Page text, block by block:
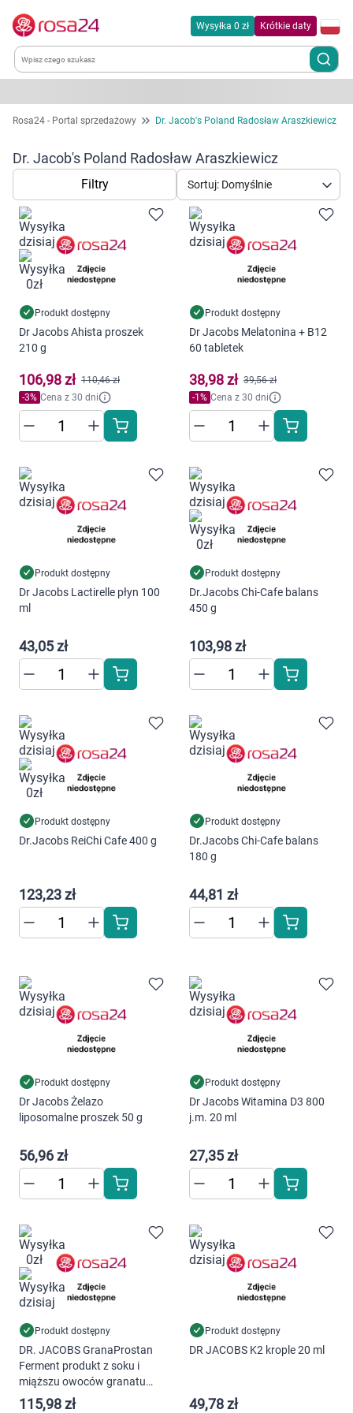
Wysyłka 0 zł Krótkie daty
Kategorie
Chemia gospodarcza
Dla zwierząt
Dom i ogród
Zdrowie
Kobieta w ciąży i mama
Dziecko
Higiena
Kosmetyki
Mężczyzna
Zdrowy styl życia
Sprzęt medyczny
Motoryzacja
Grupy produktowe
Marki
Rosa24 - Portal sprzedażowy Dr. Jacob's Poland Radosław Araszkiewicz
Dr. Jacob's Poland Radosław Araszkiewicz
Filtry Sortuj: Domyślnie
Produkt dostępny
Dr Jacobs Ahista proszek
210 g
106,98 zł 110,46 zł
-3% Cena z 30 dni
Produkt dostępny
Dr Jacobs Melatonina + B12
60 tabletek
38,98 zł 39,56 zł
-1 % Cena z 30 dni
Produkt dostępny
Dr Jacobs Lactirelle płyn 100
ml
43,05 zł
Produkt dostępny
Dr.Jacobs Chi-Cafe balans
450 g
103,98 zł
Produkt dostępny
Dr.Jacobs ReiChi Cafe 400 g
123,23 zł
Produkt dostępny
Dr.Jacobs Chi-Cafe balans
180 g
44,81 zł
Produkt dostępny
Dr Jacobs Żelazo
liposomalne proszek 50 g
56,96 zł
Produkt dostępny
Dr Jacobs Witamina D3 800
j.m. 20 ml
27,35 zł
Produkt dostępny
DR. JACOBS GranaProstan
Ferment produkt z soku i
miąższu owoców granatu
500 ml
115,98 zł
Produkt dostępny
DR JACOBS K2 krople 20 ml
49,78 zł